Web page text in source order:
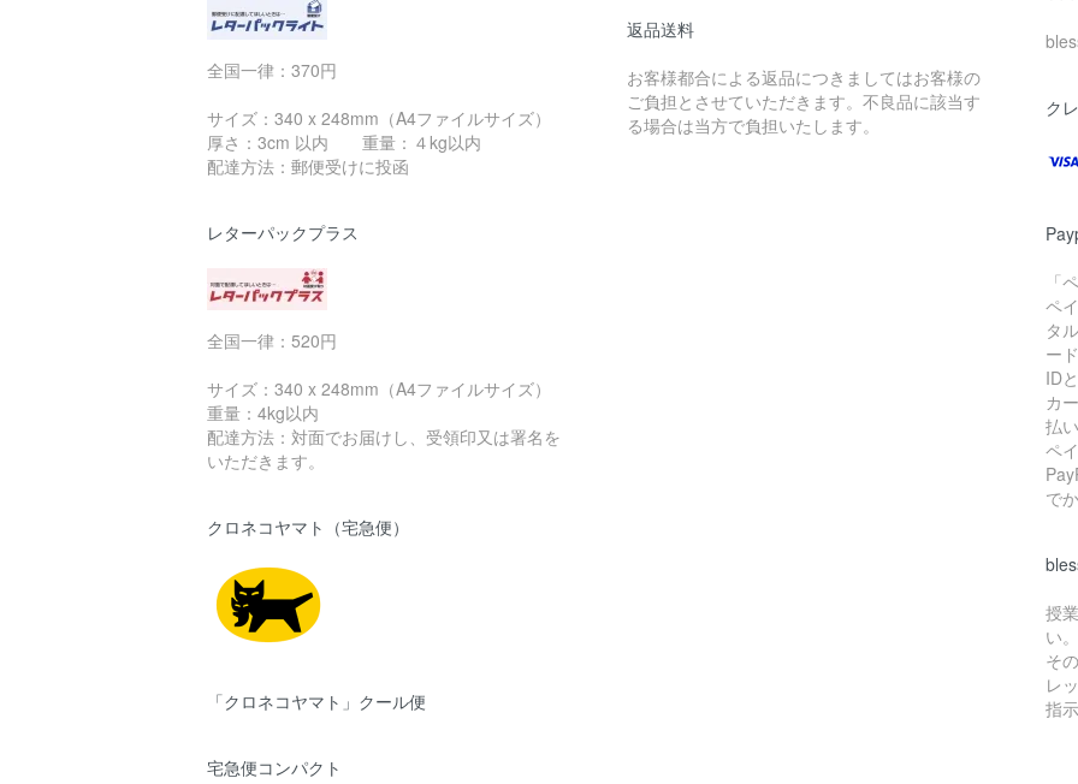
全国一律：370円
サイズ：340 x 248mm（A4ファイルサイズ）
厚さ：3cm 以内 重量：４kg以内
配達方法：郵便受けに投函
レターパックプラス
全国一律：520円
サイズ：340 x 248mm（A4ファイルサイズ）
重量：4kg以内
配達方法：対面でお届けし、受領印又は署名を
いただきます。
クロネコヤマト（宅急便）
「クロネコヤマト」クール便
宅急便コンパクト
返品送料
お客様都合による返品につきましてはお客様の
ご負担とさせていただきます。不良品に該当す
る場合は当方で負担いたします。
ク
「
ペ
タ
ー
ID
カ
払
ペ
で
授
い。
そ
レ
指